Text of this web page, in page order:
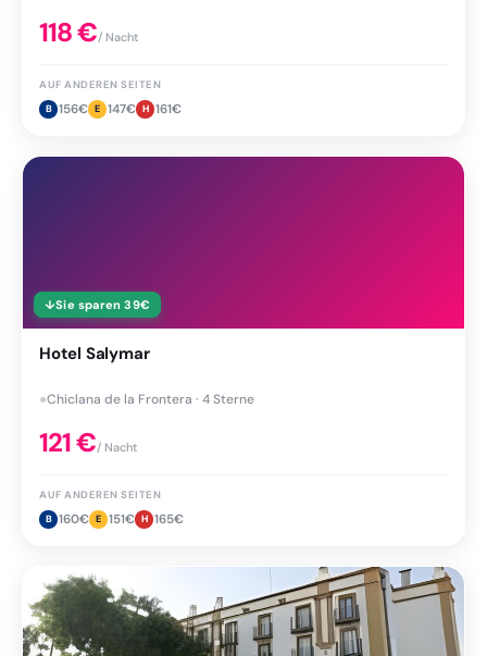
118€/ Nacht
AUF ANDEREN SEITEN
B 156€ E 147€ H 161€
↓Sie sparen 39€
Hotel Salymar
●Chiclana de la Frontera · 4 Sterne
121€/ Nacht
AUF ANDEREN SEITEN
B 160€ E 151€ H 165€